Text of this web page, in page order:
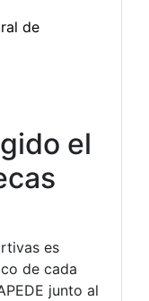
el
es
de cada
junto al